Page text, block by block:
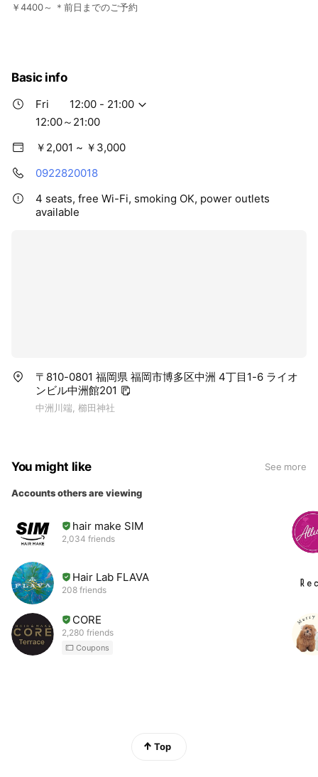
￥4400～ ＊前日までのご予約
Basic info
Fri
12:00 - 21:00
12:00～21:00
￥2,001 ~ ￥3,000
0922820018
4 seats, free Wi-Fi, smoking OK, power outlets
available
〒810-0801 福岡県 福岡市博多区中洲 4丁目1-6 ライオ
ンビル中洲館201
中洲川端, 櫛田神社
You might like See more
Accounts others are viewing
hair make SIM
2,034 friends
Hair Lab FLAVA
208 friends
CORE
2,280 friends
Coupons
Top